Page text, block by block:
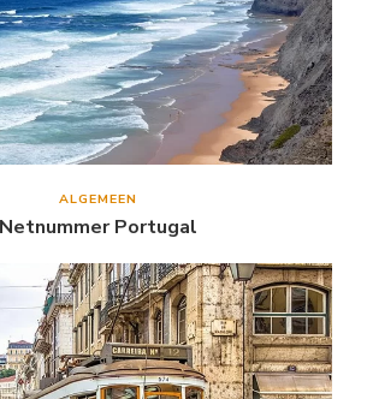
ALGEMEEN
Netnummer Portugal